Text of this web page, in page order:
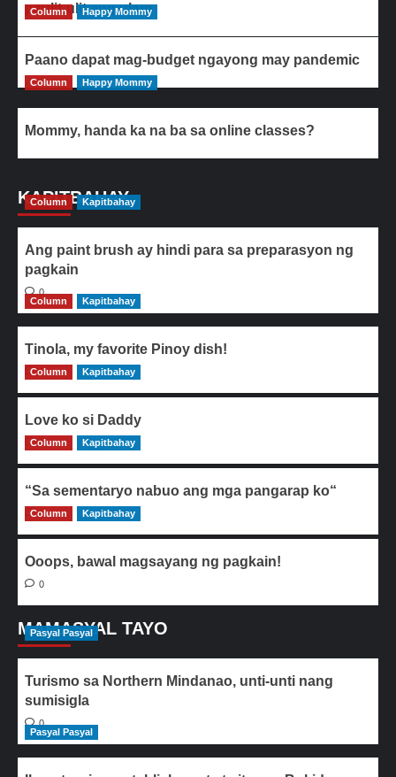
paulit-ulit ang ulam
Column Happy Mommy
Paano dapat mag-budget ngayong may pandemic
Column Happy Mommy
Mommy, handa ka na ba sa online classes?
KAPITBAHAY
Column Kapitbahay
Ang paint brush ay hindi para sa preparasyon ng
pagkain
0
Column
Kapitbahay
Tinola, my favorite Pinoy dish!
0
Column Kapitbahay
Love ko si Daddy
0
Column Kapitbahay
“Sa sementaryo nabuo ang mga pangarap ko“
0
Column Kapitbahay
Ooops, bawal magsayang ng pagkain!
0
MAMASYAL TAYO
Pasyal Pasyal
Turismo sa Northern Mindanao, unti-unti nang
sumisigla
0
Pasyal Pasyal